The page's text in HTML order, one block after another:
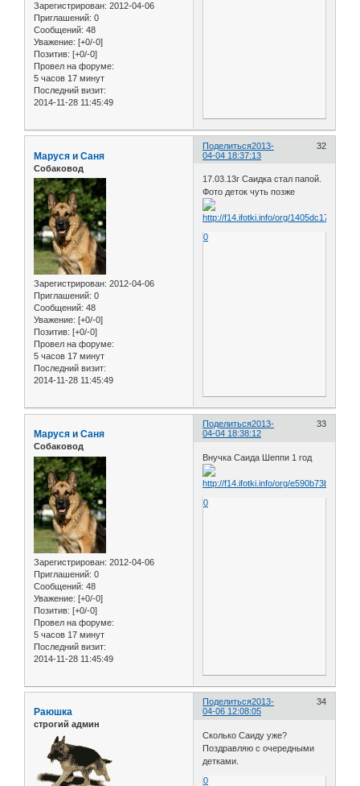
Зарегистрирован: 2012-04-06
Приглашений: 0
Сообщений: 48
Уважение: [+0/-0]
Позитив: [+0/-0]
Провел на форуме:
5 часов 17 минут
Последний визит:
2014-11-28 11:45:49
Поделиться 32
2013-
04-04 18:37:13
Маруся и Саня
Собаковод
Зарегистрирован: 2012-04-06
Приглашений: 0
Сообщений: 48
Уважение: [+0/-0]
Позитив: [+0/-0]
Провел на форуме:
5 часов 17 минут
Последний визит:
2014-11-28 11:45:49
17.03.13г Саидка стал папой.
Фото деток чуть позже
0
Поделиться 33
2013-
04-04 18:38:12
Маруся и Саня
Собаковод
Зарегистрирован: 2012-04-06
Приглашений: 0
Сообщений: 48
Уважение: [+0/-0]
Позитив: [+0/-0]
Провел на форуме:
5 часов 17 минут
Последний визит:
2014-11-28 11:45:49
Внучка Саида Шеппи 1 год
0
Поделиться 34
2013-
04-06 12:08:05
Раюшка
строгий админ
Сколько Саиду уже?
Поздравляю с очередными
детками.
0